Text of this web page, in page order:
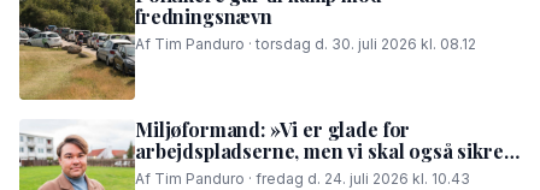
fredningsnævn
Af Tim Panduro · torsdag d. 30. juli 2026 kl. 08.12
Miljøformand: »Vi er glade for
arbejdspladserne, men vi skal også sikre,
at folk i området kan få en god nattesøvn«
Af Tim Panduro · fredag d. 24. juli 2026 kl. 10.43